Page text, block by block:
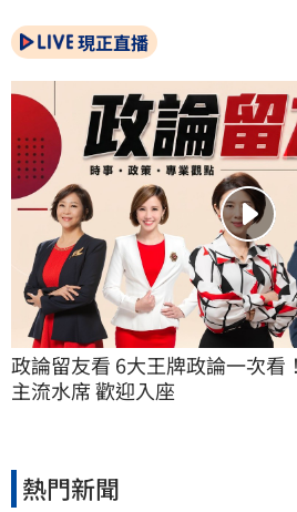
現正直播
政論留友看 6大王牌政論一次看
主流水席 歡迎入座
熱門新聞